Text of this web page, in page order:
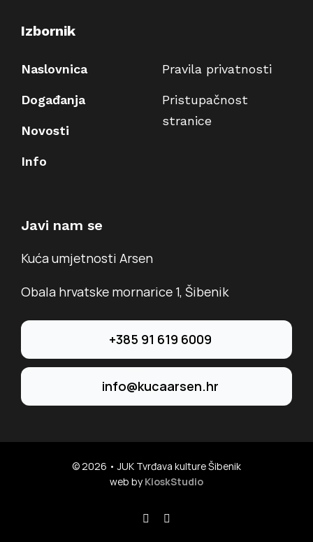
Izbornik
Naslovnica
Događanja
Novosti
Info
Pravila privatnosti
Pristupačnost
stranice
Javi nam se
Kuća umjetnosti Arsen
Obala hrvatske mornarice 1, Šibenik
+385 91 619 6009
info@kucaarsen.hr
© 2026 • JUK Tvrđava kulture Šibenik
web by KioskStudio